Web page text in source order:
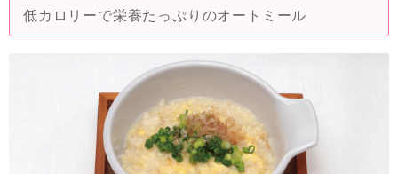
低カロリーで栄養たっぷりのオートミール